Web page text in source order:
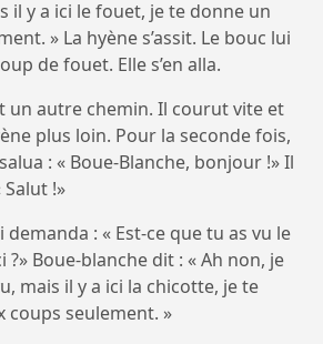
il y a ici le fouet, je te donne un
» La hyène s’assit. Le bouc lui
de fouet. Elle s’en alla.
un autre chemin. Il courut vite et
plus loin. Pour la seconde fois,
: « Boue-Blanche, bonjour !» Il
!»
demanda : « Est-ce que tu as vu le
?» Boue-blanche dit : « Ah non, je
mais il y a ici la chicotte, je te
coups seulement. »